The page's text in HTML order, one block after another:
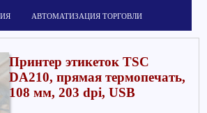
АВТОМАТИЗАЦИЯ ТОРГОВЛИ
Принтер этикеток TSC
DA210, прямая термопечать,
108 мм, 203 dpi, USB